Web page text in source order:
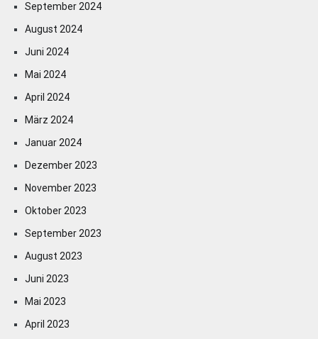
September 2024
August 2024
Juni 2024
Mai 2024
April 2024
März 2024
Januar 2024
Dezember 2023
November 2023
Oktober 2023
September 2023
August 2023
Juni 2023
Mai 2023
April 2023